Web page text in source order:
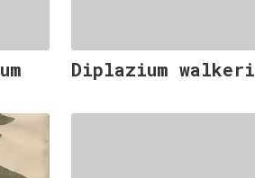
Diplazium walkeri